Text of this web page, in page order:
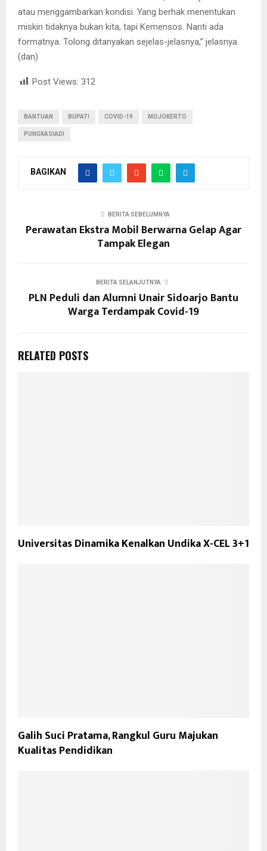
atau menggambarkan kondisi. Yang berhak menentukan
miskin tidaknya bukan kita, tapi Kemensos. Nanti ada
formatnya. Tolong ditanyakan sejelas-jelasnya,” jelasnya.
(dan)
Post Views: 312
BANTUAN BUPATI COVID-19 MOJOKERTO
PUNGKASIADI
BAGIKAN
BERITA SEBELUMNYA
Perawatan Ekstra Mobil Berwarna Gelap Agar
Tampak Elegan
BERITA SELANJUTNYA
PLN Peduli dan Alumni Unair Sidoarjo Bantu
Warga Terdampak Covid-19
RELATED POSTS
Universitas Dinamika Kenalkan Undika X-CEL 3+1
Galih Suci Pratama, Rangkul Guru Majukan
Kualitas Pendidikan